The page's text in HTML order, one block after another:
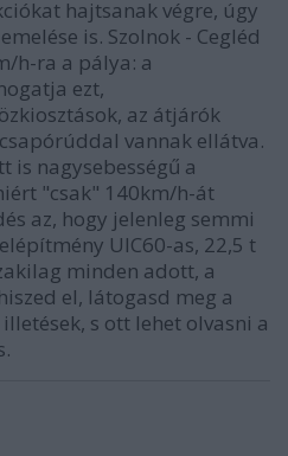
hajtsanak végre, úgy
is. Szolnok - Cegléd
h-ra a pálya: a
ezt,
az átjárók
vannak ellátva.
is nagysebességű a
"csak" 140km/h-át
az, hogy jelenleg semmi
UIC60-as, 22,5 t
minden adott, a
el, látogasd meg a
s ott lehet olvasni a